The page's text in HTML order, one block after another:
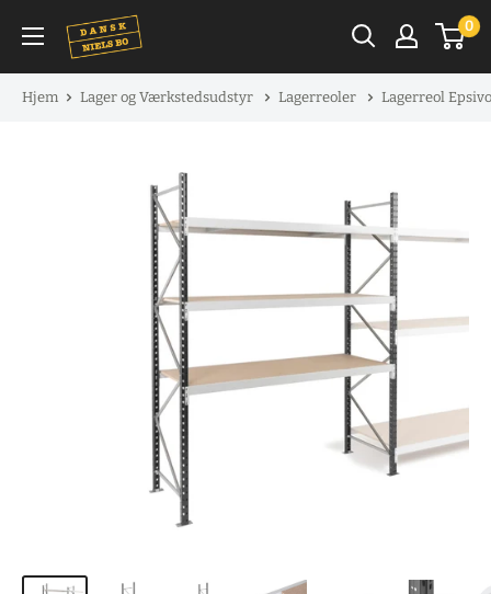
indhold
0
Hjem Lager og Værkstedsudstyr Lagerreoler Lagerreol